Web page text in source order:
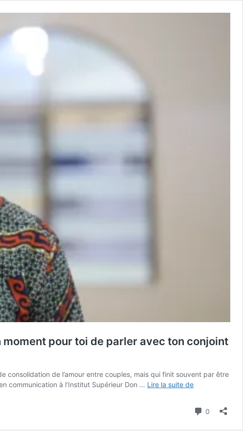
pour toi de parler avec ton conjoint
consolidation de l’amour entre couples, mais qui finit souvent par être
communication à l’Institut Supérieur Don … Lire la suite de[Interview]
/
0